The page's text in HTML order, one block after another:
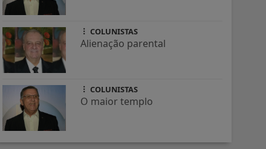
COLUNISTAS
Alienação parental
COLUNISTAS
O maior templo